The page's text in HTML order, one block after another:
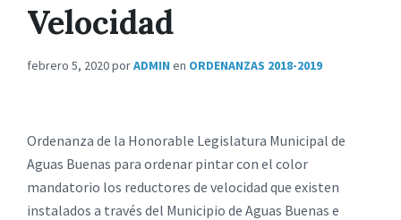
Velocidad
febrero 5, 2020porADMIN en ORDENANZAS 2018-2019
Ordenanza de la Honorable Legislatura Municipal de
Aguas Buenas para ordenar pintar con el color
mandatorio los reductores de velocidad que existen
instalados a través del Municipio de Aguas Buenas e